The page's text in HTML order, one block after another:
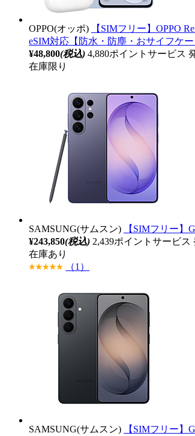
OPPO(オッポ)
【SIMフリー】OPPO
eSIM対応【防水・防塵・おサイフケー
¥48,800(税込) 4,880ポイントサービス
在庫限り
SAMSUNG(サムスン)
【SIMフリー】
¥243,850(税込) 2,439ポイントサービス
在庫あり
（1）
SAMSUNG(サムスン)
【SIMフリー】